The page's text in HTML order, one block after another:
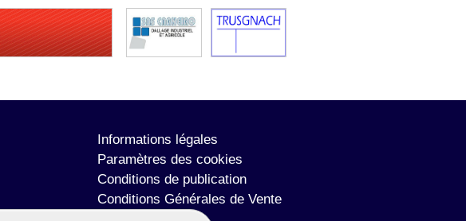
Informations légales
Paramètres des cookies
Conditions de publication
Conditions Générales de Vente